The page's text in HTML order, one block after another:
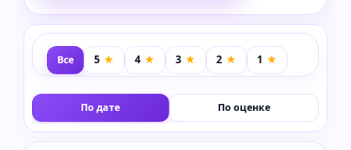
Все
По дате По оценке